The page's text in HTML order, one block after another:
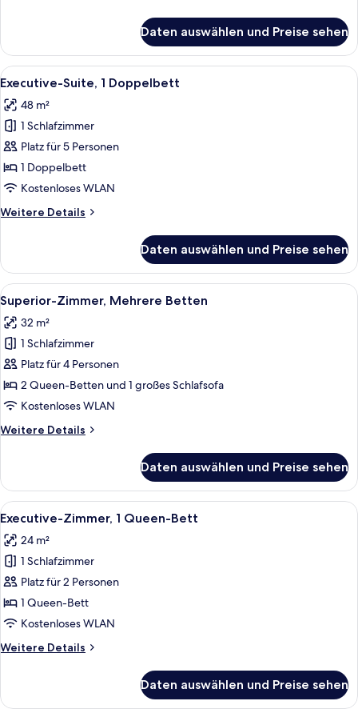
Zimmer,
Mehrere
Betten
Daten auswählen und Preise sehen
Alle
Fotos
für
Executive-
Suite,
1
Doppelbett
Ein Hotelzimmer mit einem Bett,
9
Executive-Suite, 1 Doppelbett
48 m²
1 Schlafzimmer
Platz für 5 Personen
1 Doppelbett
Kostenloses WLAN
Weitere Details
Weitere
Suite,
Doppelbett
Daten auswählen und Preise sehen
Alle
Fotos
für
Superior-
Zimmer,
Mehrere
Betten
Ein Hotelzimmer mit einem Bett,
9
Superior-Zimmer, Mehrere Betten
32 m²
1 Schlafzimmer
Platz für 4 Personen
2 Queen-Betten und 1 großes Schlafsofa
Kostenloses WLAN
Weitere Details
Weitere
Zimmer,
Mehrere
Betten
Daten auswählen und Preise sehen
Alle
Fotos
für
Executive-
Zimmer,
1
Queen-
anzeigen
Ein Hotelzimmer mit einem großen
9
Executive-Zimmer, 1 Queen-Bett
24 m²
1 Schlafzimmer
Platz für 2 Personen
1 Queen-Bett
Kostenloses WLAN
Weitere Details
Weitere
Zimmer,
Daten auswählen und Preise sehen